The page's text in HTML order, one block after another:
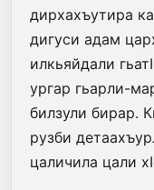
дирхахъутира
дигуси адам
илкьяйдали
ургар гьарли-
билзули бирар.
рузби
цаличила цали